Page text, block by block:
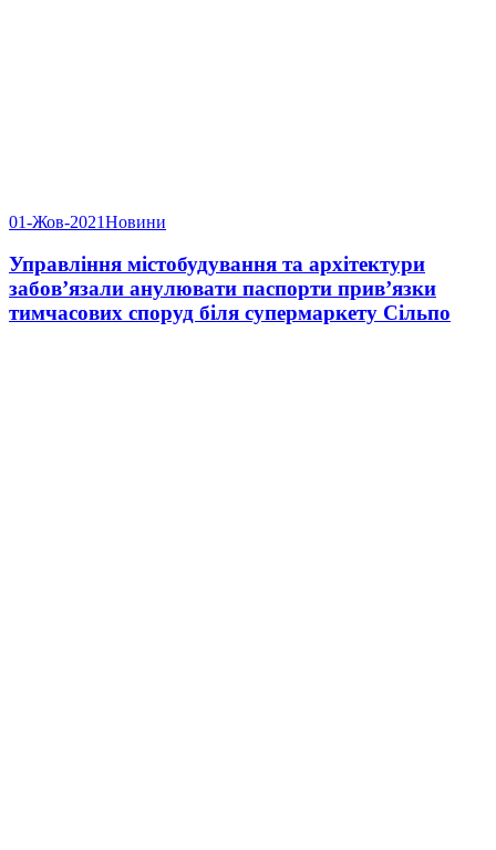
01-Жов-2021Новини
Управління містобудування та архітектури
забов’язали анулювати паспорти прив’язки
тимчасових споруд біля супермаркету Сільпо